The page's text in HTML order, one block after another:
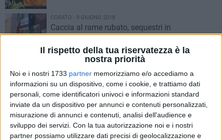
Il rispetto della tua riservatezza è la
nostra priorità
Noi e i nostri 1733 partner memorizziamo e/o accediamo a
informazioni su un dispositivo, come i cookie, e trattiamo dati
personali, come identificatori univoci e informazioni standard
inviate da un dispositivo per annunci e contenuti personalizzati,
misurazione di annunci e contenuti, analisi dell'audience e
sviluppo dei servizi. Con la tua autorizzazione noi e i nostri
partner possiamo utilizzare dati precisi di geolocalizzazione e
CORATO - 9 GIUGNO 2018
Caccia al rame rubato, sequestri in
un'autodemolizione
CORATO - 9 GIUGNO 2018
Scattano i controlli nel centro storico, in
manette 22enne per spaccio
CORATO - 7 GIUGNO 2018
Auto rubata rinvenuta nelle campagne